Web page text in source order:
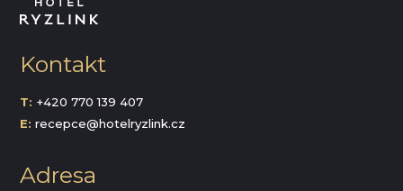
Kontakt
T: +420 770 139 407
E: recepce@hotelryzlink.cz
Adresa